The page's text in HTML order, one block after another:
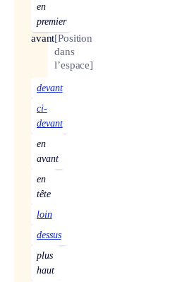
en
premier
avant[Position
dans
l’espace]
devant
ci-
devant
en
avant
en
tête
loin
dessus
plus
haut